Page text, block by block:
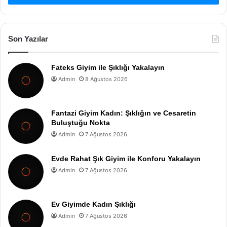
Son Yazılar
Fateks Giyim ile Şıklığı Yakalayın
Admin 8 Ağustos 2026
Fantazi Giyim Kadın: Şıklığın ve Cesaretin
Buluştuğu Nokta
Admin 7 Ağustos 2026
Evde Rahat Şık Giyim ile Konforu Yakalayın
Admin 7 Ağustos 2026
Ev Giyimde Kadın Şıklığı
Admin 7 Ağustos 2026